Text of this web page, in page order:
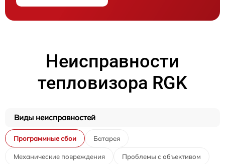
Неисправности
тепловизора RGK
Виды неисправностей
Программные сбои Батарея
Механические повреждения Проблемы с объективом